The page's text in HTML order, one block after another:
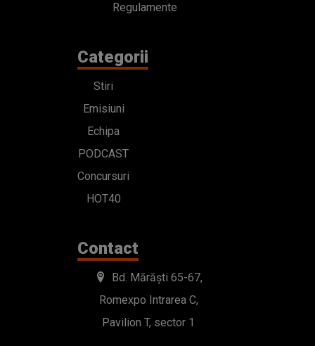
Regulamente
Categorii
Stiri
Emisiuni
Echipa
PODCAST
Concursuri
HOT40
Contact
Bd. Mărăști 65-67,
Romexpo Intrarea C,
Pavilion T, sector 1